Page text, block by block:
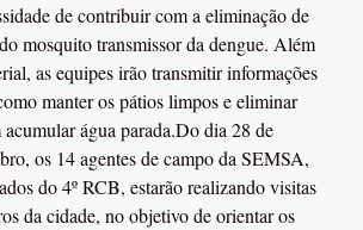
de contribuir com a eliminação de
mosquito transmissor da dengue. Além
as equipes irão transmitir informações
manter os pátios limpos e eliminar
água parada.Do dia 28 de
os 14 agentes de campo da SEMSA,
do 4º RCB, estarão realizando visitas
da cidade, no objetivo de orientar os